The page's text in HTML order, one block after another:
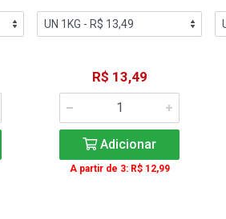
R$ 13,49
Adicionar
A partir de 3: R$ 12,99